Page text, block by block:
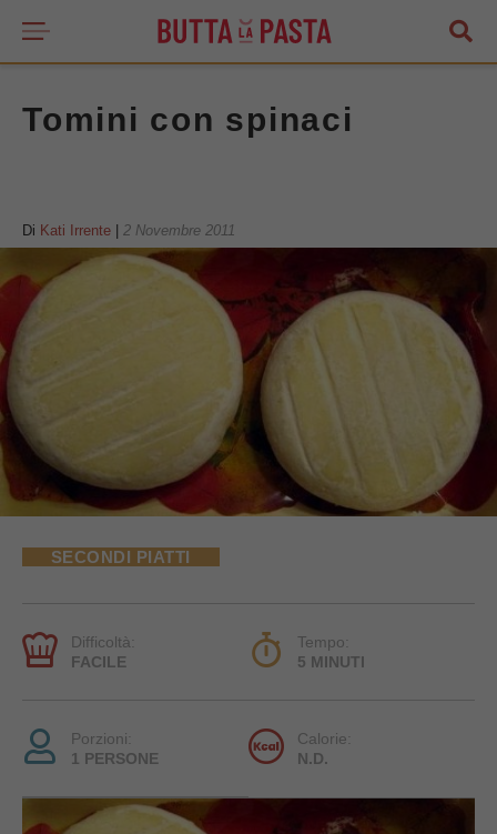
Tomini con spinaci
Di Kati Irrente 2 Novembre 2011
SECONDI PIATTI
Difficoltà:
FACILE
Tempo:
5 MINUTI
Porzioni:
1 PERSONE
Calorie:
N.D.